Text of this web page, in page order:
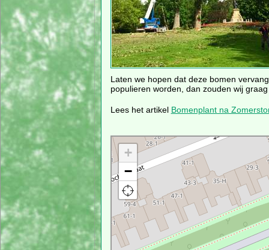
Laten we hopen dat deze bomen
populieren worden, dan zouden wij
Lees het artikel Bomenplant na